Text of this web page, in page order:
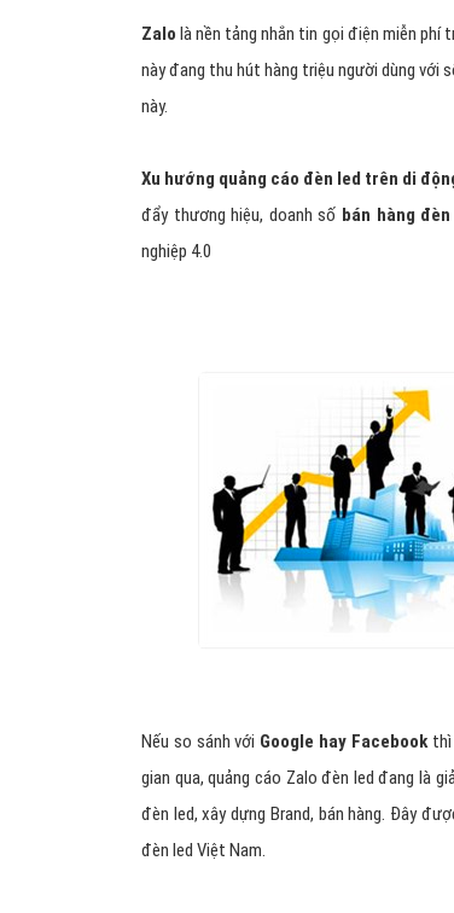
Zalo là nền tảng nhắn tin gọi điện miễn phí
này đang thu hút hàng triệu người dùng với
này.
Xu hướng quảng cáo đèn led trên di
đẩy thương hiệu, doanh số bán hàng
nghiệp 4.0
Nếu so sánh với Google hay Facebookthì
gian qua, quảng cáo Zalo đèn led đang là
đèn led, xây dựng Brand, bán hàng. Đây
đèn led Việt Nam.